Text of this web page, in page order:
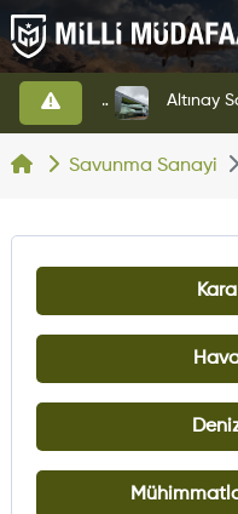
Savunma Sanayi